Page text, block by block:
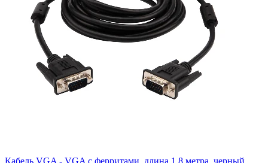
Кабель VGA - VGA с ферритами, длина 1,8 метра, черный